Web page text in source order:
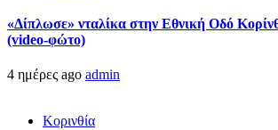
«Δίπλωσε» νταλίκα στην Εθνική Oδό
(video-φώτο)
4 ημέρες ago admin
Κορινθία